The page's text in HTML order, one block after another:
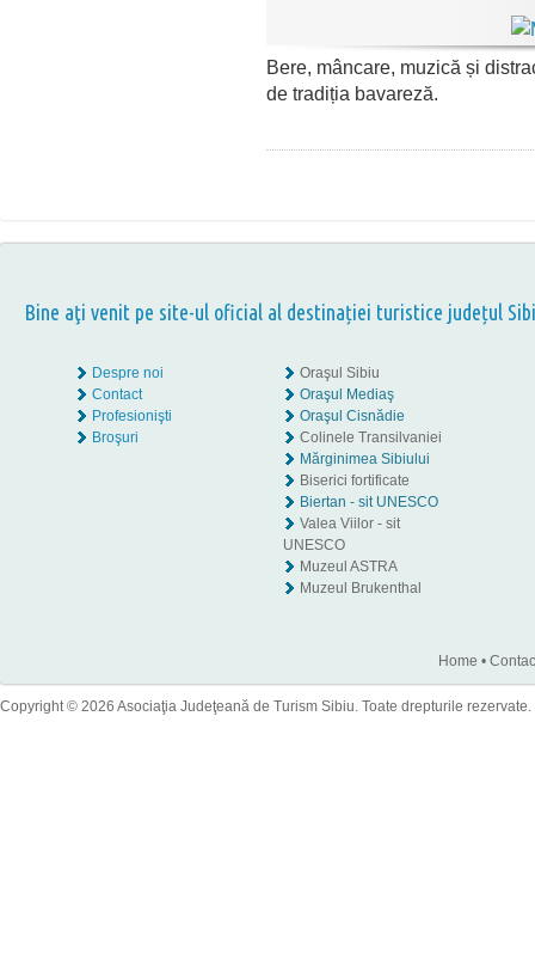
Bere, mâncare, muzică și
de tradiția bavareză.
Bine aţi venit pe site-ul oficial al destinației turistice județul
Despre noi
Contact
Profesionişti
Broşuri
Oraşul Sibiu
Oraşul Mediaş
Oraşul Cisnădie
Colinele Transilvaniei
Mărginimea Sibiului
Biserici fortificate
Biertan - sit UNESCO
Valea Viilor - sit
UNESCO
Muzeul ASTRA
Muzeul Brukenthal
Home •
Copyright © 2026 Asociaţia Judeţeană de Turism Sibiu. Toate drepturile rezervate.